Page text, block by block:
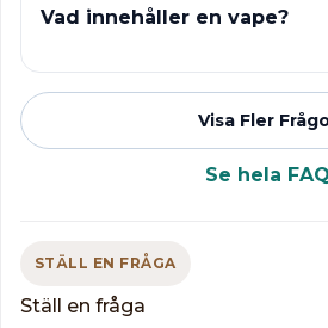
Vad innehåller en vape?
Visa Fler
Se hela FAQ
STÄLL EN FRÅGA
Ställ en fråga